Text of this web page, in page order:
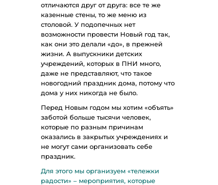
Для этого мы организуем «тележки
радости» – мероприятия, которые
Перед Новым годом мы хотим «объять»
заботой больше тысячи человек,
которые по разным причинам
оказались в закрытых учреждениях и
не могут сами организовать себе
праздник.
отличаются друг от друга: все те же
казенные стены, то же меню из
столовой. У подопечных нет
возможности провести Новый год так,
как они это делали «до», в прежней
жизни. А выпускники детских
учреждений, которых в ПНИ много,
даже не представляют, что такое
новогодний праздник дома, потому что
дома у них никогда не было.